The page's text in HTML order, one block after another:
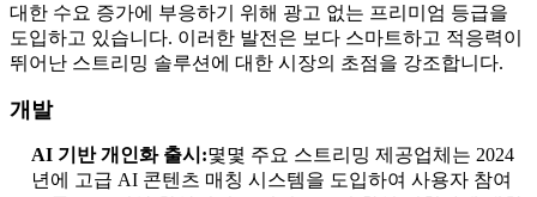
대한 수요 증가에 부응하기 위해 광고 없는 프리미엄 등급을
도입하고 있습니다. 이러한 발전은 보다 스마트하고 적응력이
뛰어난 스트리밍 솔루션에 대한 시장의 초점을 강조합니다.
개발
AI 기반 개인화 출시:몇몇 주요 스트리밍 제공업체는 2024
년에 고급 AI 콘텐츠 매칭 시스템을 도입하여 사용자 참여